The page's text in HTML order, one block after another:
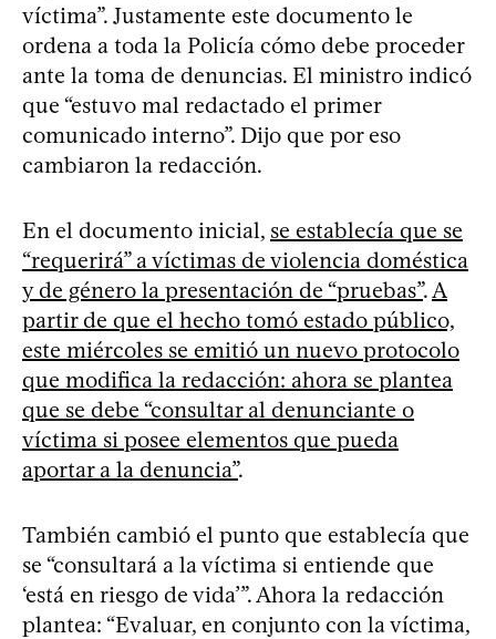
víctima”. Justamente este documento le
ordena a toda la Policía cómo debe proceder
ante la toma de denuncias. El ministro indicó
que “estuvo mal redactado el primer
comunicado interno”. Dijo que por eso
cambiaron la redacción.
En el documento inicial, se establecía que se
“requerirá” a víctimas de violencia doméstica
y de género la presentación de “pruebas”. A
partir de que el hecho tomó estado público,
este miércoles se emitió un nuevo protocolo
que modifica la redacción: ahora se plantea
que se debe “consultar al denunciante o
víctima si posee elementos que pueda
aportar a la denuncia”.
También cambió el punto que establecía que
se “consultará a la víctima si entiende que
‘está en riesgo de vida’”. Ahora la redacción
plantea: “Evaluar, en conjunto con la víctima,